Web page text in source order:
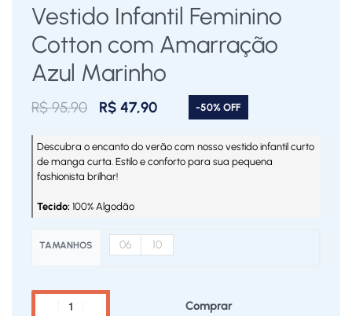
Vestido Infantil Feminino
Cotton com Amarração
Azul Marinho
R$95,90 R$ 47,90 -50% OFF
Descubra o encanto do verão com nosso vestido infantil curto
de manga curta. Estilo e conforto para sua pequena
fashionista brilhar!
Tecido: 100% Algodão
TAMANHOS 06 10
Comprar